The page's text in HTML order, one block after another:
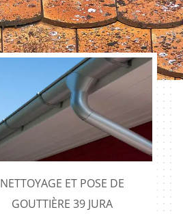
NETTOYAGE ET POSE DE
GOUTTIÈRE 39 JURA